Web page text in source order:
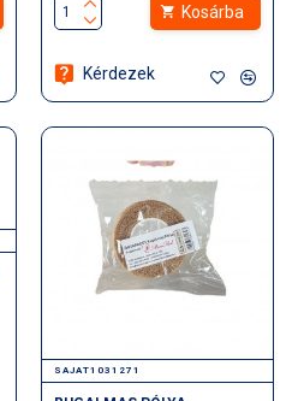
Kosárba
Kérdezek
SAJAT1031271